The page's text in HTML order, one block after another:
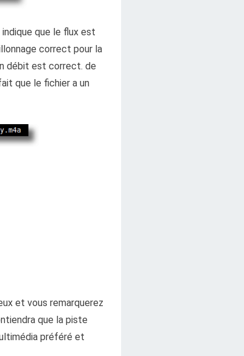
que le flux est
correct pour la
débit est correct. de
que le fichier a un
et vous remarquerez
que la piste
préféré et